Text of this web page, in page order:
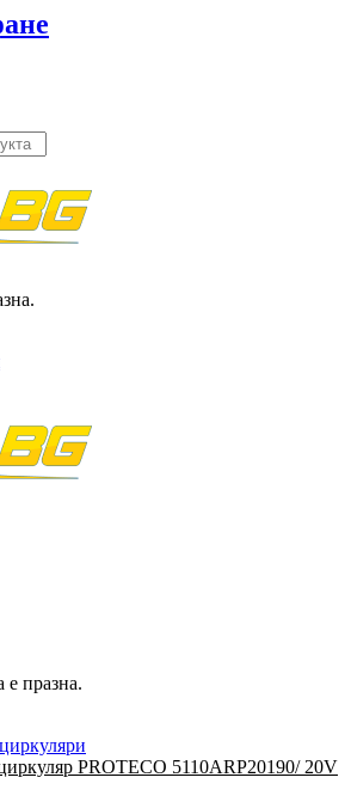
е празна.
PROTECO 5110ARP20190/ 20V